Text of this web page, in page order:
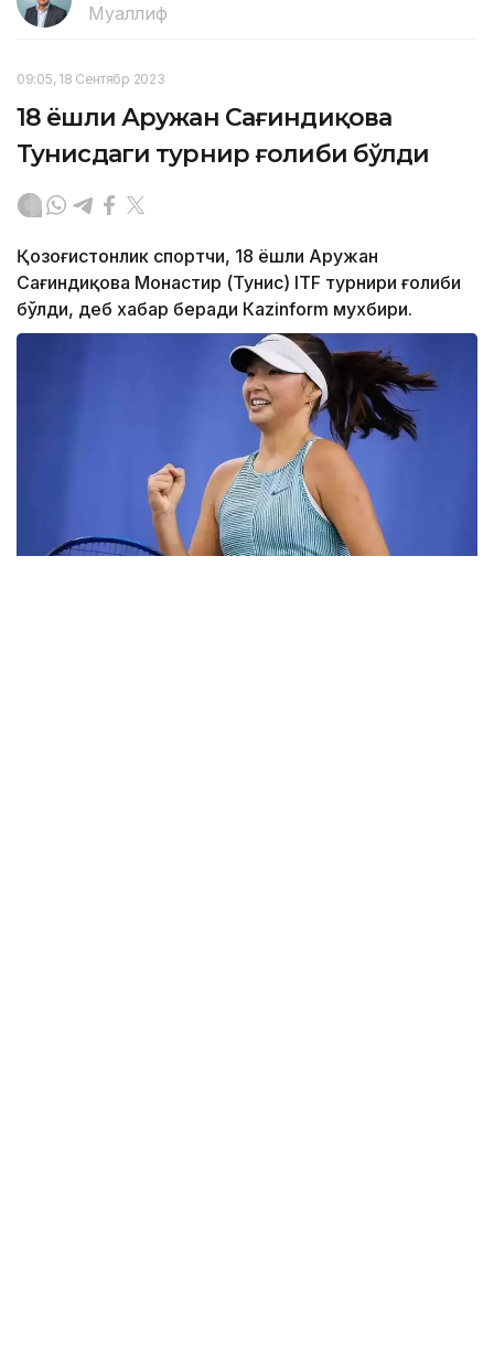
Муаллиф
09:05, 18 Сентябр 2023
18 ёшли Аружан Сағиндиқова
Тунисдаги турнир ғолиби бўлди
Қозоғистонлик спортчи, 18 ёшли Аружан
Сағиндиқова Монастир (Тунис) ITF турнири ғолиби
бўлди, деб хабар беради Каzinform мухбири.